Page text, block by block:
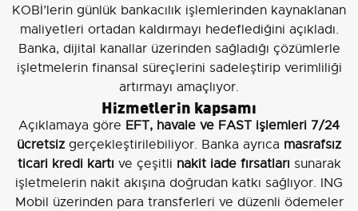
KOBİ’lerin günlük bankacılık işlemlerinden kaynaklanan
maliyetleri ortadan kaldırmayı hedeflediğini açıkladı.
Banka, dijital kanallar üzerinden sağladığı çözümlerle
işletmelerin finansal süreçlerini sadeleştirip verimliliği
artırmayı amaçlıyor.
Hizmetlerin kapsamı
Açıklamaya göre EFT, havale ve FAST işlemleri 7/24
ücretsiz gerçekleştirilebiliyor. Banka ayrıca masrafsız
ticari kredi kartı ve çeşitli nakit iade fırsatları sunarak
işletmelerin nakit akışına doğrudan katkı sağlıyor. ING
Mobil üzerinden para transferleri ve düzenli ödemeler